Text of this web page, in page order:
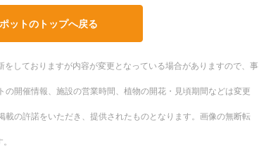
ットのトップへ戻る
しておりますが内容が変更となっている場合がありますので、事
開催情報、施設の営業時間、植物の開花・見頃期間などは変更
の許諾をいただき、提供されたものとなります。画像の無断転